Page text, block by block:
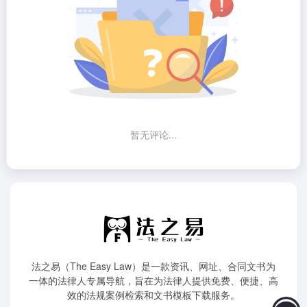
暂无评论...
法之易（The Easy Law）是一款资讯、网址、合同文书为
一体的法律人专属导航，旨在为法律人提供免费、便捷、高
效的法规案例检索和文书模板下载服务。